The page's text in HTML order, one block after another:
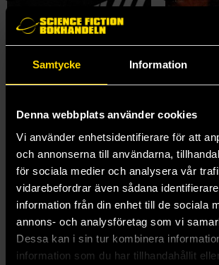
Samtycke Information
Denna webbplats använder cookies
Vi använder enhetsidentifierare för att
och annonserna till användarna,
för sociala medier och analysera vår
vidarebefordrar även sådana
information från din enhet till de sociala
annons- och analysföretag som vi
Dessa kan i sin tur kombinera
information som du har tillhandahållit
Daredevil by Chip Zdarsky Vol 3: Through Hell
Chip Zdarsky
199 kr
Chip
199 kr